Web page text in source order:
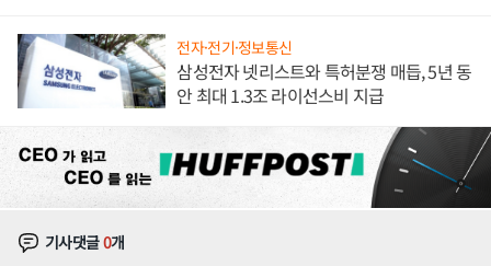
전자·전기·정보통신
삼성전자 넷리스트와 특허분쟁 매듭, 5년 동
안 최대 1.3조 라이선스비 지급
기사댓글0개